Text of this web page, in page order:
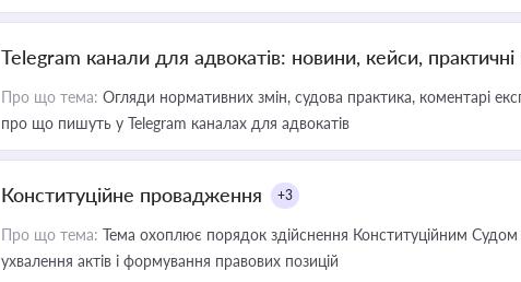
Telegram канали для адвокатів: новини, кейси,
Про що тема: Огляди нормативних змін, судова практика, коментарі
про що пишуть у Telegram каналах для адвокатів
Конституційне провадження +3
Про що тема: Тема охоплює порядок здійснення Конституційним
ухвалення актів і формування правових позицій